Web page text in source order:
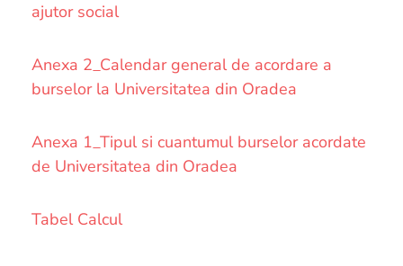
ajutor social
Anexa 2_Calendar general de acordare a
burselor la Universitatea din Oradea
Anexa 1_Tipul si cuantumul burselor acordate
de Universitatea din Oradea
Tabel Calcul